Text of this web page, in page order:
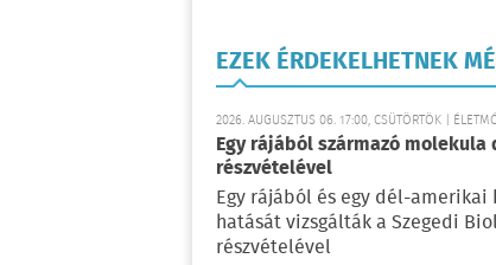
EZEK ÉRDEKELHETNEK
2026. AUGUSZTUS 06. 17:00, CSÜTÖRTÖK |
Egy rájából származó
részvételével
Egy rájából és egy dél-
hatását vizsgálták a Szegedi
részvételével